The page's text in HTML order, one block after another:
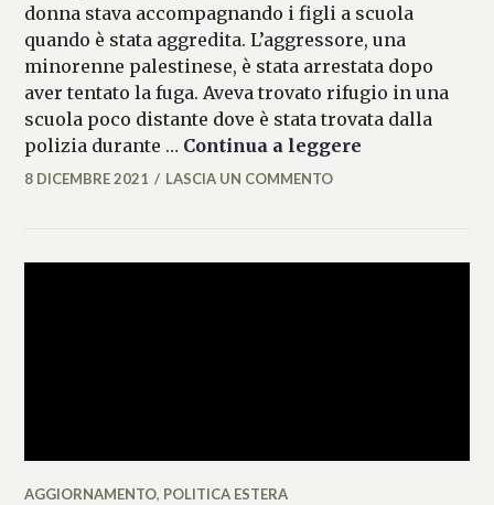
donna stava accompagnando i figli a scuola
quando è stata aggredita. L’aggressore, una
minorenne palestinese, è stata arrestata dopo
aver tentato la fuga. Aveva trovato rifugio in una
scuola poco distante dove è stata trovata dalla
polizia durante … Continua a leggere
MICAELA
8 DICEMBRE 2021 LASCIA UN COMMENTO
AGGIORNAMENTO, POLITICA ESTERA